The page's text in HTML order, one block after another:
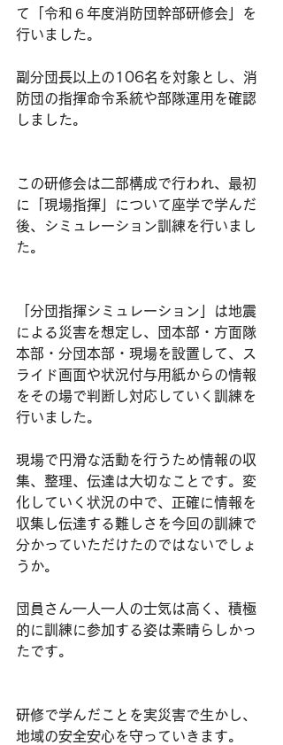
て「令和６年度消防団幹部研修会」を
行いました。
副分団長以上の106名を対象とし、消
防団の指揮命令系統や部隊運用を確認
しました。
この研修会は二部構成で行われ、最初
に「現場指揮」について座学で学んだ
後、シミュレーション訓練を行いまし
た。
「分団指揮シミュレーション」は地震
による災害を想定し、団本部・方面隊
本部・分団本部・現場を設置して、ス
ライド画面や状況付与用紙からの情報
をその場で判断し対応していく訓練を
行いました。
現場で円滑な活動を行うため情報の収
集、整理、伝達は大切なことです。変
化していく状況の中で、正確に情報を
収集し伝達する難しさを今回の訓練で
分かっていただけたのではないでしょ
うか。
団員さん一人一人の士気は高く、積極
的に訓練に参加する姿は素晴らしかっ
たです。
研修で学んだことを実災害で生かし、
地域の安全安心を守っていきます。